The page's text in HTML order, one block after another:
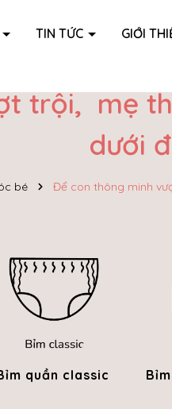
TIN TỨC GIỚI
trội, mẹ
dưới đ
bé Để con thông minh
quần classic